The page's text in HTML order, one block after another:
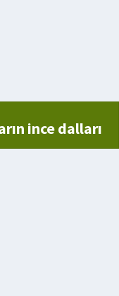
ince dalları